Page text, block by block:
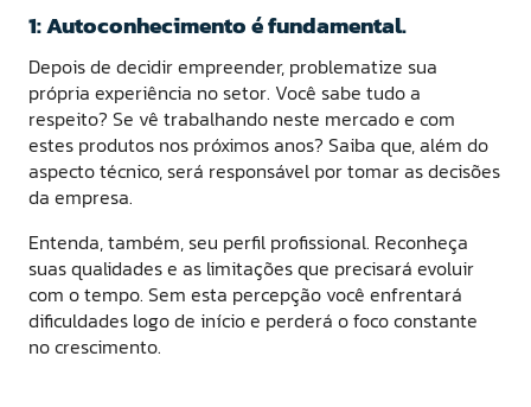
1: Autoconhecimento é fundamental.
Depois de decidir empreender, problematize sua
própria experiência no setor. Você sabe tudo a
respeito? Se vê trabalhando neste mercado e com
estes produtos nos próximos anos? Saiba que, além do
aspecto técnico, será responsável por tomar as decisões
da empresa.
Entenda, também, seu perfil profissional. Reconheça
suas qualidades e as limitações que precisará evoluir
com o tempo. Sem esta percepção você enfrentará
dificuldades logo de início e perderá o foco constante
no crescimento.